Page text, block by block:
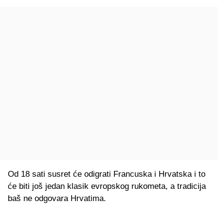
Od 18 sati susret će odigrati Francuska i Hrvatska i to
će biti još jedan klasik evropskog rukometa, a tradicija
baš ne odgovara Hrvatima.